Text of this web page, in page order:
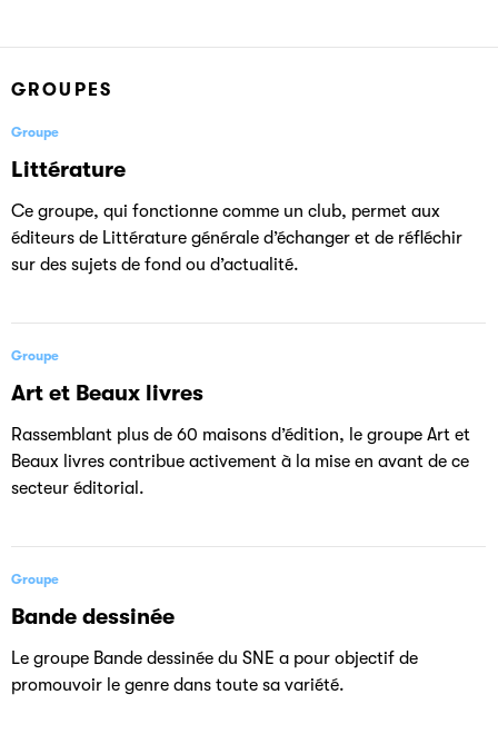
GROUPES
Groupe
Littérature
Ce groupe, qui fonctionne comme un club, permet aux
éditeurs de Littérature générale d’échanger et de réfléchir
sur des sujets de fond ou d’actualité.
Groupe
Art et Beaux livres
Rassemblant plus de 60 maisons d’édition, le groupe Art et
Beaux livres contribue activement à la mise en avant de ce
secteur éditorial.
Groupe
Bande dessinée
Le groupe Bande dessinée du SNE a pour objectif de
promouvoir le genre dans toute sa variété.